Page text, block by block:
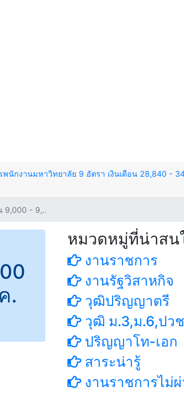
กงานมหาวิทยาลัย 9 อัตรา เงินเดือน 28,840 -
9,000 - 9,..
.
หมวดหมู่ที่น่าสน
งานราชการ
งานรัฐวิสาหกิจ
วุฒิปริญญาตรี
วุฒิ ม.3,ม.6,ปว
ปริญญาโท-เอก
สาระน่ารู้
งานราชการไม่